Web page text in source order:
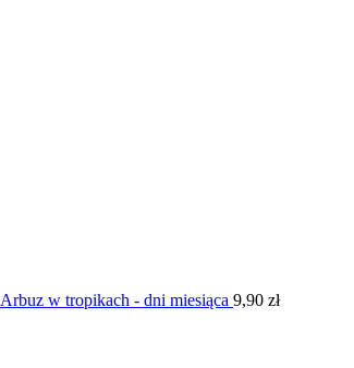
Arbuz w tropikach - dni miesiąca 9,90 zł